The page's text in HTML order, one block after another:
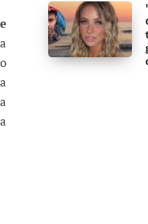
la sua lotta
storia con Raffaella